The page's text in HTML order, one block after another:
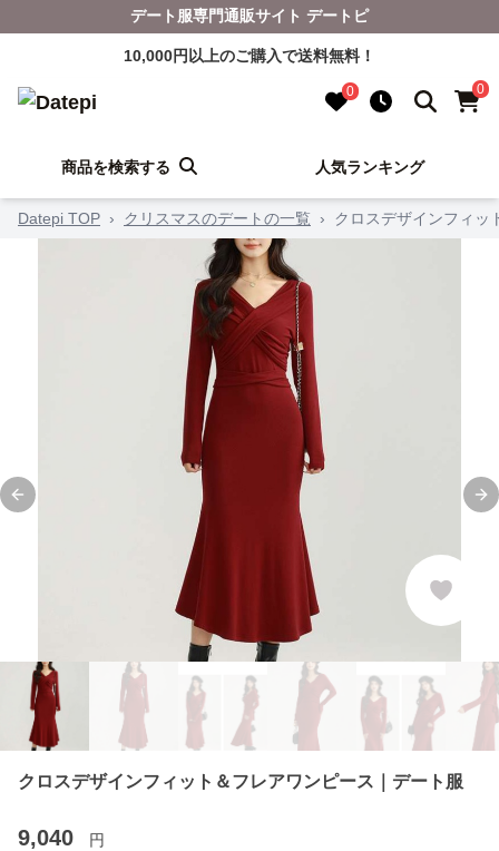
デート服専門通販サイト デートピ
10,000円以上のご購入で送料無料！
0 0
商品を検索する 人気ランキング
Datepi TOP › クリスマスのデートの一覧 › クロスデザインフィッ
Previous slide
クロスデザインフィット＆フレアワンピース｜デート服
9,040 円